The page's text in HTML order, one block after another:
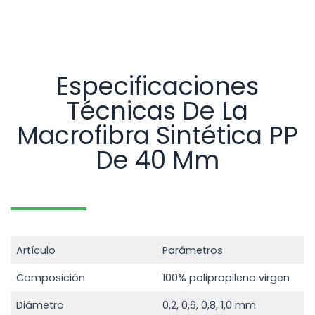
Especificaciones
Técnicas De La
Macrofibra Sintética PP
De 40 Mm
Artículo
Parámetros
Composición
100% polipropileno virgen
Diámetro
0,2, 0,6, 0,8, 1,0 mm